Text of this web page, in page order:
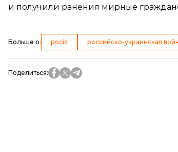
и получили ранения мирные
Больше о: росія российско-украинская
Поделиться: